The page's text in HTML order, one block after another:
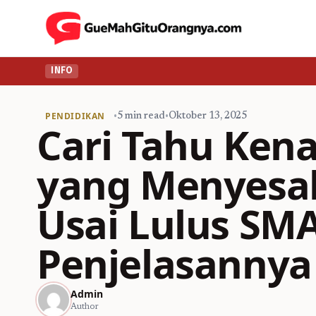
INFO
PENDIDIKAN •5 min read•Oktober 13, 2025
Cari Tahu
yang
Usai Lulus
Admin
Author